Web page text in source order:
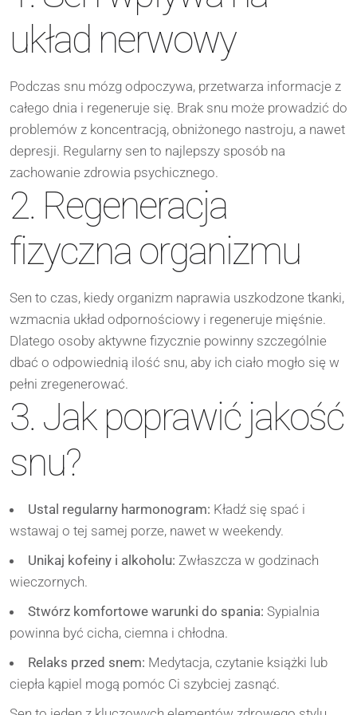
układ nerwowy
Podczas snu mózg odpoczywa, przetwarza informacje z
całego dnia i regeneruje się. Brak snu może prowadzić do
problemów z koncentracją, obniżonego nastroju, a nawet
depresji. Regularny sen to najlepszy sposób na
zachowanie zdrowia psychicznego.
2. Regeneracja
fizyczna organizmu
Sen to czas, kiedy organizm naprawia uszkodzone tkanki,
wzmacnia układ odpornościowy i regeneruje mięśnie.
Dlatego osoby aktywne fizycznie powinny szczególnie
dbać o odpowiednią ilość snu, aby ich ciało mogło się w
pełni zregenerować.
3. Jak poprawić jakość
snu?
Ustal regularny harmonogram: Kładź się spać i
wstawaj o tej samej porze, nawet w weekendy.
Unikaj kofeiny i alkoholu: Zwłaszcza w godzinach
wieczornych.
Stwórz komfortowe warunki do spania: Sypialnia
powinna być cicha, ciemna i chłodna.
Relaks przed snem: Medytacja, czytanie książki lub
ciepła kąpiel mogą pomóc Ci szybciej zasnąć.